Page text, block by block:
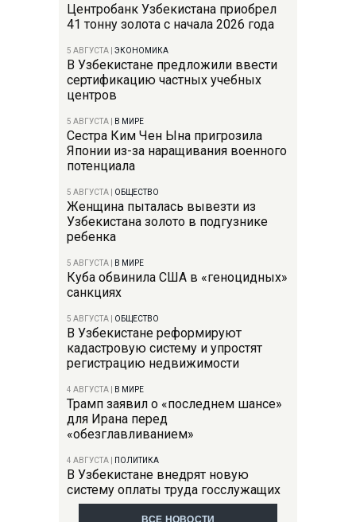
Центробанк Узбекистана приобрел
41 тонну золота с начала 2026 года
5 АВГУСТА ЭКОНОМИКА
В Узбекистане предложили ввести
сертификацию частных учебных
центров
5 АВГУСТА В МИРЕ
Сестра Ким Чен Ына пригрозила
Японии из-за наращивания военного
потенциала
5 АВГУСТА ОБЩЕСТВО
Женщина пыталась вывезти из
Узбекистана золото в подгузнике
ребенка
5 АВГУСТА В МИРЕ
Куба обвинила США в «геноцидных»
санкциях
5 АВГУСТА ОБЩЕСТВО
В Узбекистане реформируют
кадастровую систему и упростят
регистрацию недвижимости
4 АВГУСТА В МИРЕ
Трамп заявил о «последнем шансе»
для Ирана перед
«обезглавливанием»
4 АВГУСТА ПОЛИТИКА
В Узбекистане внедрят новую
систему оплаты труда госслужащих
ВСЕ НОВОСТИ